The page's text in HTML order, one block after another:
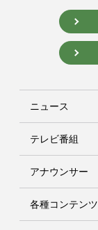
ニュース
テレビ番組
アナウンサー
各種コンテンツ